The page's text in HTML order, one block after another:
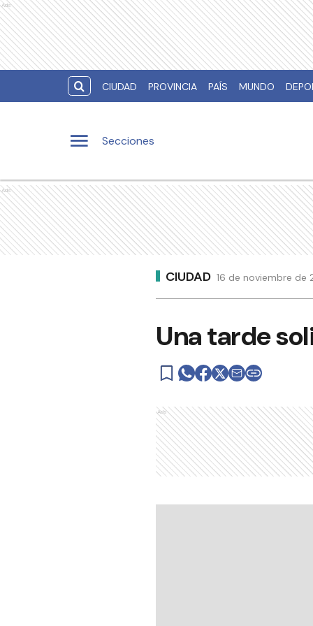
Ads
CIUDAD PROVINCIA PAÍS MUNDO
Secciones
Ads
CIUDAD 16 de noviembre de
Una tarde
Ads